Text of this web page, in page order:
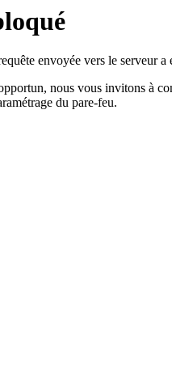
envoyée vers le serveur a
nous vous invitons à
du pare-feu.